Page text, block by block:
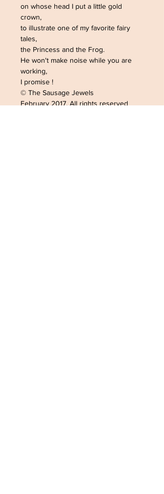
on whose head I put a little gold
crown,
to illustrate one of my favorite fairy
tales,
the Princess and the Frog.
He won't make noise while you are
working,
I promise !
© The Sausage Jewels
February 2017. All rights reserved